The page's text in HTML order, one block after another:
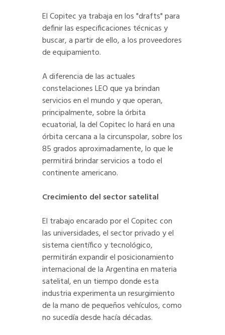
El Copitec ya trabaja en los "drafts" para
definir las especificaciones técnicas y
buscar, a partir de ello, a los proveedores
de equipamiento.
A diferencia de las actuales
constelaciones LEO que ya brindan
servicios en el mundo y que operan,
principalmente, sobre la órbita
ecuatorial, la del Copitec lo hará en una
órbita cercana a la circunspolar, sobre los
85 grados aproximadamente, lo que le
permitirá brindar servicios a todo el
continente americano.
Crecimiento del sector satelital
El trabajo encarado por el Copitec con
las universidades, el sector privado y el
sistema científico y tecnológico,
permitirán expandir el posicionamiento
internacional de la Argentina en materia
satelital, en un tiempo donde esta
industria experimenta un resurgimiento
de la mano de pequeños vehículos, como
no sucedía desde hacía décadas.